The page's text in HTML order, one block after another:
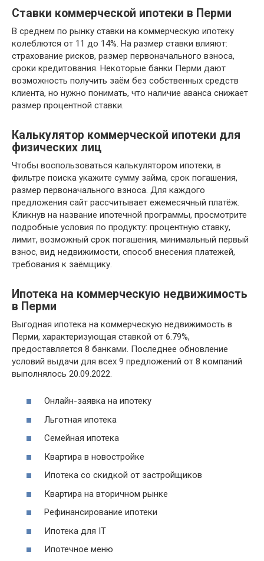
Ставки коммерческой ипотеки в Перми
В среднем по рынку ставки на коммерческую ипотеку
колеблются от 11 до 14%. На размер ставки влияют:
страхование рисков, размер первоначального взноса,
сроки кредитования. Некоторые банки Перми дают
возможность получить заём без собственных средств
клиента, но нужно понимать, что наличие аванса снижает
размер процентной ставки.
Калькулятор коммерческой ипотеки для
физических лиц
Чтобы воспользоваться калькулятором ипотеки, в
фильтре поиска укажите сумму займа, срок погашения,
размер первоначального взноса. Для каждого
предложения сайт рассчитывает ежемесячный платёж.
Кликнув на название ипотечной программы, просмотрите
подробные условия по продукту: процентную ставку,
лимит, возможный срок погашения, минимальный первый
взнос, вид недвижимости, способ внесения платежей,
требования к заёмщику.
Ипотека на коммерческую недвижимость
в Перми
Выгодная ипотека на коммерческую недвижимость в
Перми, характеризующая ставкой от 6.79%,
предоставляется 8 банками. Последнее обновление
условий выдачи для всех 9 предложений от 8 компаний
выполнялось 20.09.2022.
Онлайн-заявка на ипотеку
Льготная ипотека
Семейная ипотека
Квартира в новостройке
Ипотека со скидкой от застройщиков
Квартира на вторичном рынке
Рефинансирование ипотеки
Ипотека для IT
Ипотечное меню